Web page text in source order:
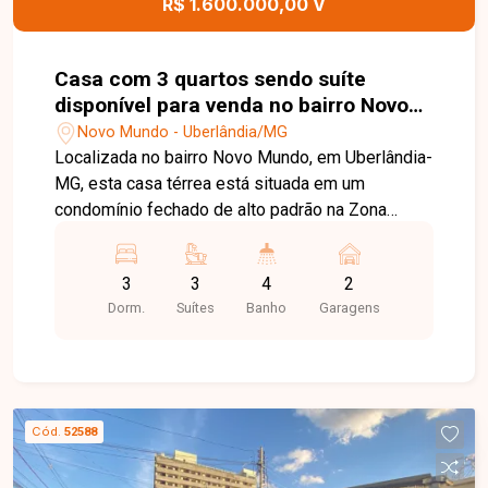
R$ 1.600.000,00 V
Casa com 3 quartos sendo suíte
disponível para venda no bairro Novo
Mundo em Uberlândia-MG
Novo Mundo - Uberlândia/MG
Localizada no bairro Novo Mundo, em Uberlândia-
MG, esta casa térrea está situada em um
condomínio fechado de alto padrão na Zona
valorização. O empreendimento oferece fácil
acesso às principais vias, além de estar próximo
a escolas, supermercados, centros comerciais e
aproximadamente 178 m² de área construída.
Dispõe de sala ampla em 02 ambientes
integrados, 03 suítes, sendo 01 suíte máster com
3
Dorm.
3
Suítes
4
Banho
2
Garagens
Cód. 52588